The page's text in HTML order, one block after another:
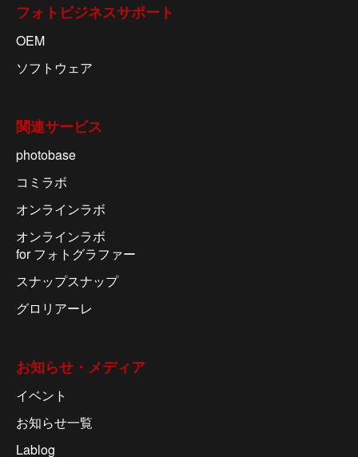
フォトビジネスサポート
OEM
ソフトウェア
関連サービス
photobase
コミラボ
オンラインラボ
オンラインラボ
for フォトグラファー
スナップスナップ
グロリアーレ
お知らせ・メディア
イベント
お知らせ一覧
Lablog